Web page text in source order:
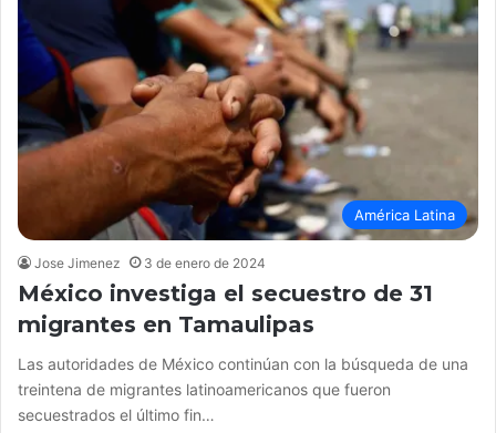
América Latina
Jose Jimenez 3 de enero de 2024
México investiga el secuestro de 31
migrantes en Tamaulipas
Las autoridades de México continúan con la búsqueda de una
treintena de migrantes latinoamericanos que fueron
secuestrados el último fin…